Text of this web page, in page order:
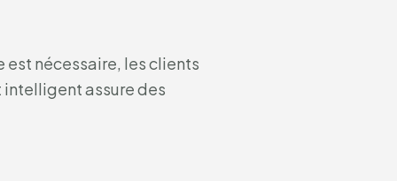
est nécessaire, les clients
assure des